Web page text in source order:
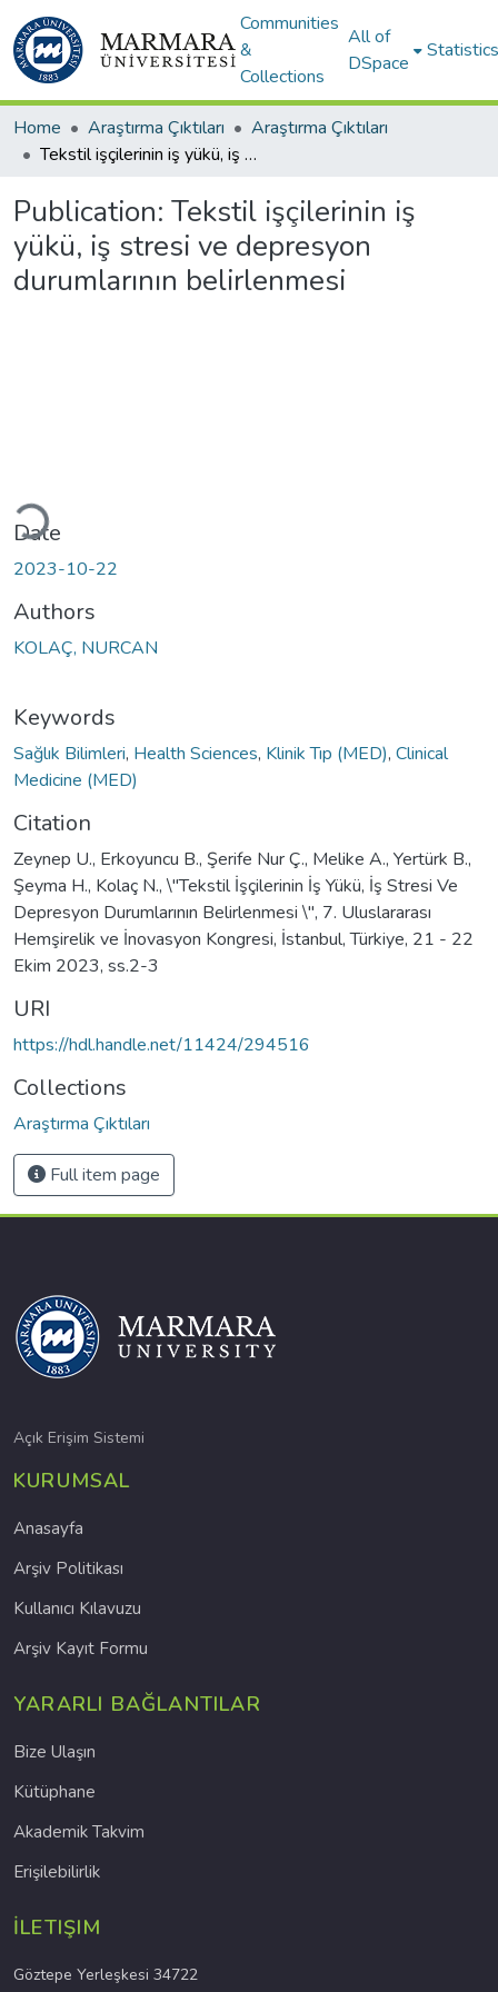
Communities
&
Collections
All of
DSpace
Statistics
Home Araştırma Çıktıları
Araştırma Çıktıları
Tekstil işçilerinin iş yükü, iş stresi ve depresyon durumlarının belirlenmesi
Publication: Tekstil işçilerinin iş
yükü, iş stresi ve depresyon
durumlarının belirlenmesi
Date
2023-10-22
Authors
KOLAÇ, NURCAN
Keywords
Sağlık Bilimleri, Health Sciences, Klinik Tıp (MED), Clinical
Medicine (MED)
Citation
Zeynep U., Erkoyuncu B., Şerife Nur Ç., Melike A., Yertürk B.,
Şeyma H., Kolaç N., \"Tekstil İşçilerinin İş Yükü, İş Stresi Ve
Depresyon Durumlarının Belirlenmesi \", 7. Uluslararası
Hemşirelik ve İnovasyon Kongresi, İstanbul, Türkiye, 21 - 22
Ekim 2023, ss.2-3
URI
https://hdl.handle.net/11424/294516
Collections
Araştırma Çıktıları
Full item page
Açık Erişim Sistemi
KURUMSAL
Anasayfa
Arşiv Politikası
Kullanıcı Kılavuzu
Arşiv Kayıt Formu
YARARLI BAĞLANTILAR
Bize Ulaşın
Kütüphane
Akademik Takvim
Erişilebilirlik
İLETIŞIM
Göztepe Yerleşkesi 34722